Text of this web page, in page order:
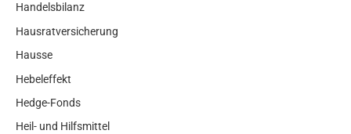
Handelsbilanz
Hausratversicherung
Hausse
Hebeleffekt
Hedge-Fonds
Heil- und Hilfsmittel